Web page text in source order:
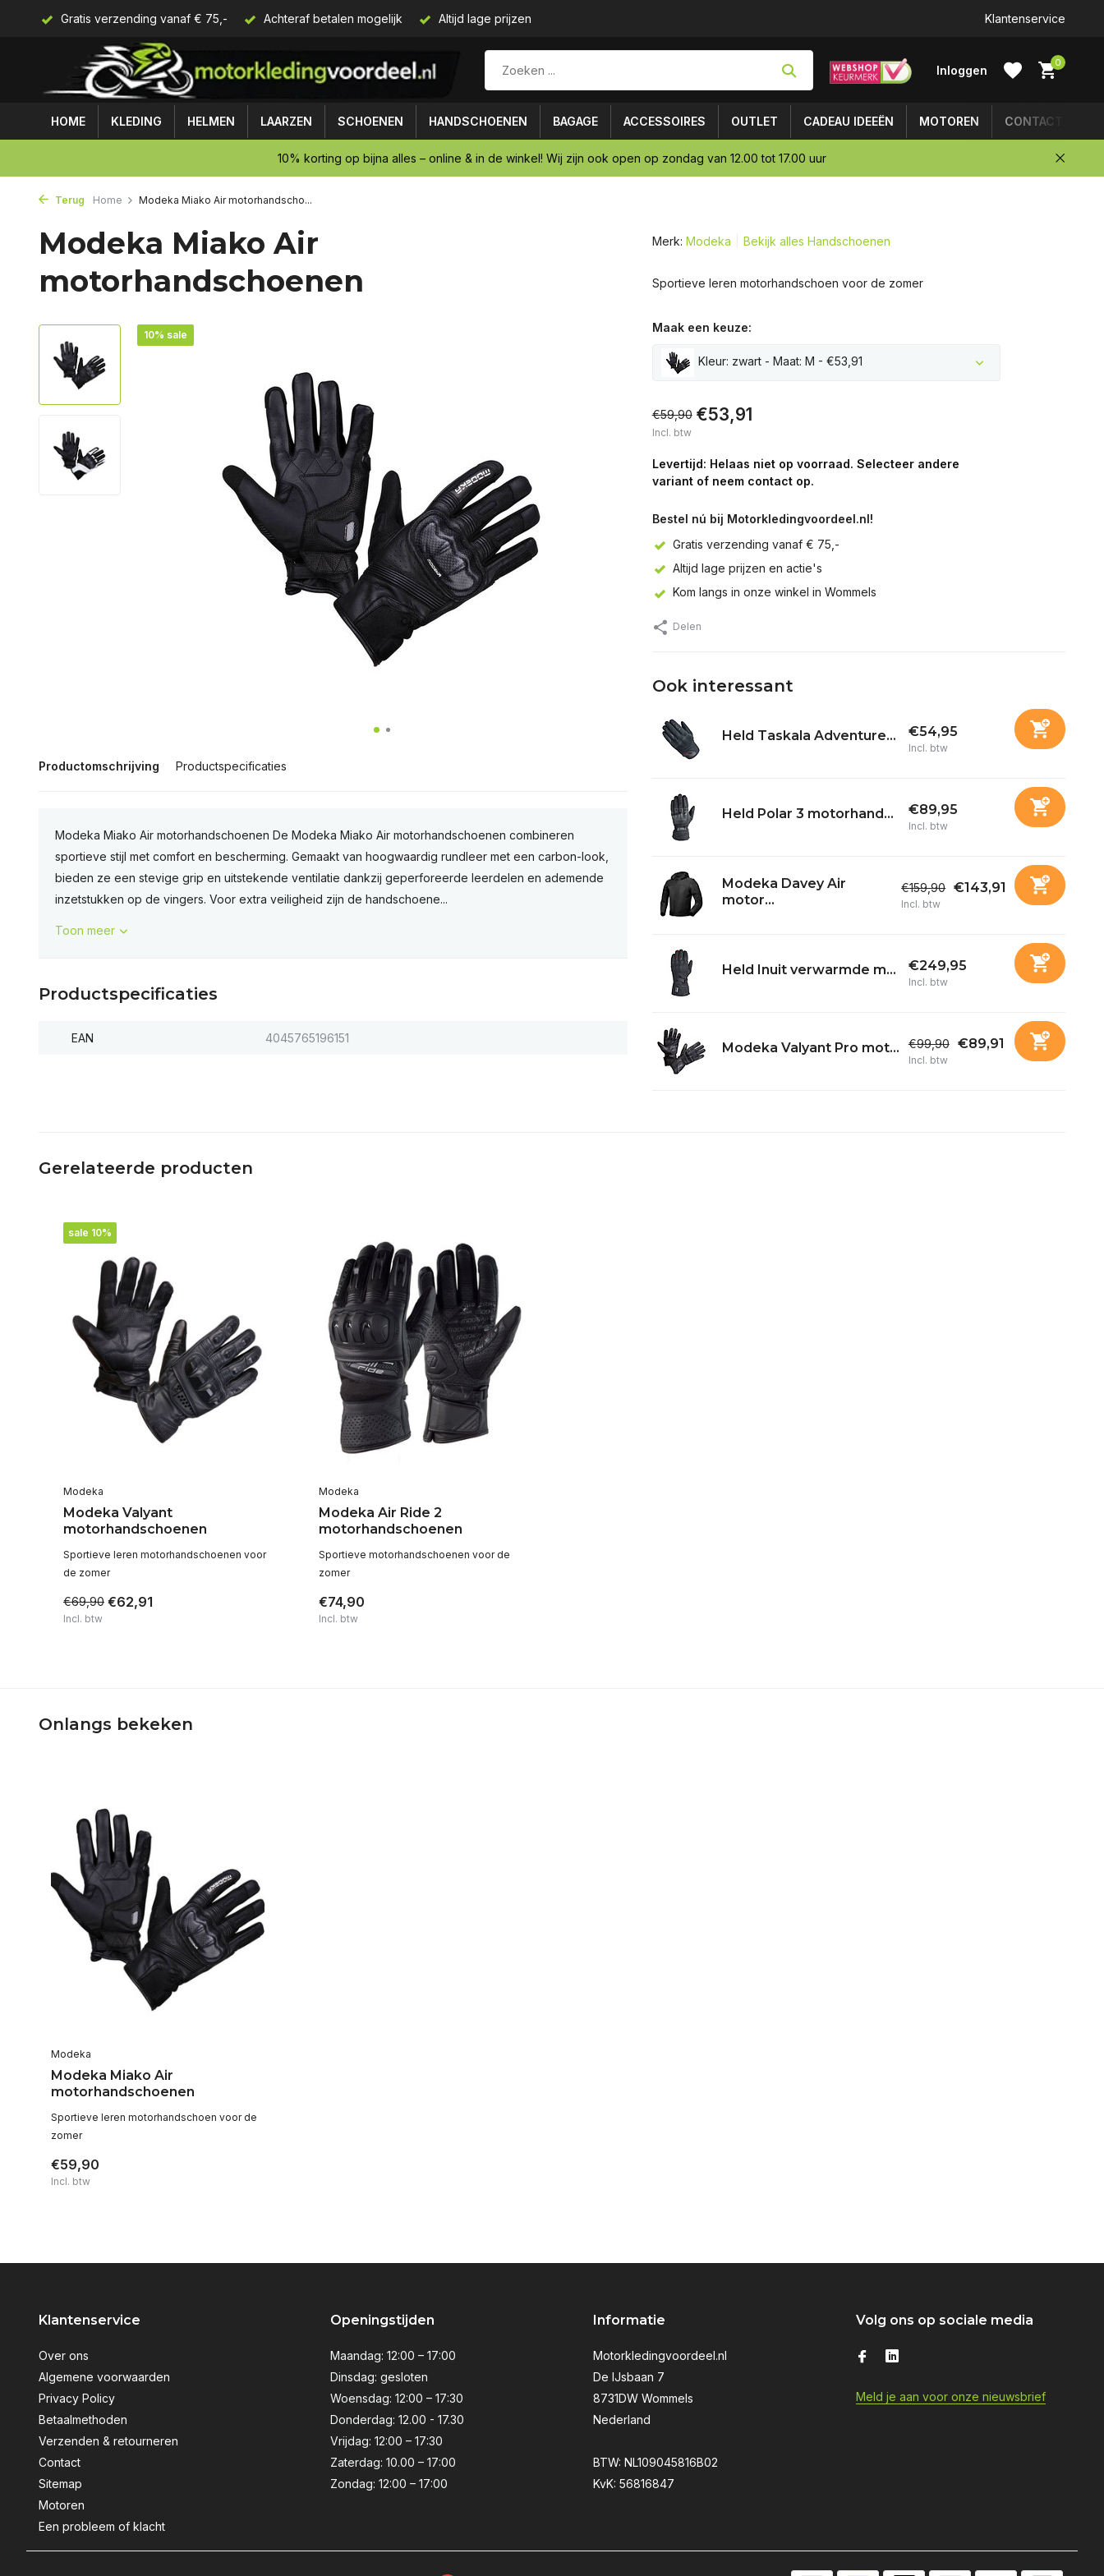
Gratis verzending vanaf € 75,- Achteraf betalen mogelijk Altijd lage prijzen Klantenservice
Inloggen
aanmaken
0
HOME KLEDING HELMEN LAARZEN SCHOENEN HANDSCHOENEN BAGAGE ACCESSOIRES OUTLET CADEAU IDEEËN MOTOREN CONTACT
10% korting op bijna alles – online & in de winkel! Wij zijn ook open op zondag van 12.00 tot 17.00 uur
Terug Home Modeka Miako Air motorhandscho...
Modeka Miako Air
motorhandschoenen
10% sale
Productomschrijving Productspecificaties
Modeka Miako Air motorhandschoenen De Modeka Miako Air motorhandschoenen combineren
sportieve stijl met comfort en bescherming. Gemaakt van hoogwaardig rundleer met een carbon-look,
bieden ze een stevige grip en uitstekende ventilatie dankzij geperforeerde leerdelen en ademende
inzetstukken op de vingers. Voor extra veiligheid zijn de handschoene...
Toon meer
Productspecificaties
EAN 4045765196151
Merk: Modeka Bekijk alles Handschoenen
Sportieve leren motorhandschoen voor de zomer
Maak een keuze:
Kleur: zwart - Maat: M - €53,91
€59,90 €53,91
Incl. btw
Levertijd: Helaas niet op voorraad. Selecteer andere
variant of neem contact op.
Bestel nú bij Motorkledingvoordeel.nl!
Gratis verzending vanaf € 75,-
Altijd lage prijzen en actie's
Kom langs in onze winkel in Wommels
Delen
Ook interessant
Held Taskala Adventure... €54,95
Incl. btw
Held Polar 3 motorhand... €89,95
Incl. btw
Modeka Davey Air
motor...
€159,90 €143,91
Incl. btw
Held Inuit verwarmde m... €249,95
Incl. btw
Modeka Valyant Pro mot... €99,90 €89,91
Incl. btw
Gerelateerde producten
sale 10%
Modeka
Modeka Valyant
motorhandschoenen
Sportieve leren motorhandschoenen voor
de zomer
€69,90 €62,91
Incl. btw
Modeka
Modeka Air Ride 2
motorhandschoenen
Sportieve motorhandschoenen voor de
zomer
€74,90
Incl. btw
Onlangs bekeken
Modeka
Modeka Miako Air
motorhandschoenen
Sportieve leren motorhandschoen voor de
zomer
€59,90
Incl. btw
Klantenservice
Over ons
Algemene voorwaarden
Privacy Policy
Betaalmethoden
Verzenden & retourneren
Contact
Sitemap
Motoren
Een probleem of klacht
Openingstijden
Maandag: 12:00 – 17:00
Dinsdag: gesloten
Woensdag: 12:00 – 17:30
Donderdag: 12.00 - 17.30
Vrijdag: 12:00 – 17:30
Zaterdag: 10.00 – 17:00
Zondag: 12:00 – 17:00
Informatie
Motorkledingvoordeel.nl
De IJsbaan 7
8731DW Wommels
Nederland
BTW: NL109045816B02
KvK: 56816847
Volg ons op sociale media
Meld je aan voor onze nieuwsbrief